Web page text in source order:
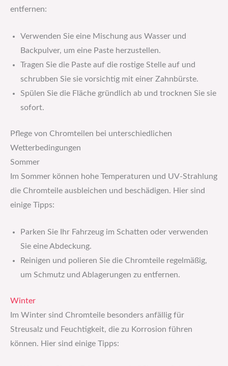
entfernen:
Verwenden Sie eine Mischung aus Wasser und
Backpulver, um eine Paste herzustellen.
Tragen Sie die Paste auf die rostige Stelle auf und
schrubben Sie sie vorsichtig mit einer Zahnbürste.
Spülen Sie die Fläche gründlich ab und trocknen Sie sie
sofort.
Pflege von Chromteilen bei unterschiedlichen
Wetterbedingungen
Sommer
Im Sommer können hohe Temperaturen und UV-Strahlung
die Chromteile ausbleichen und beschädigen. Hier sind
einige Tipps:
Parken Sie Ihr Fahrzeug im Schatten oder verwenden
Sie eine Abdeckung.
Reinigen und polieren Sie die Chromteile regelmäßig,
um Schmutz und Ablagerungen zu entfernen.
Winter
Im Winter sind Chromteile besonders anfällig für
Streusalz und Feuchtigkeit, die zu Korrosion führen
können. Hier sind einige Tipps: